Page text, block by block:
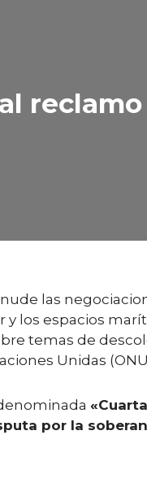
las
y los espacios
temas de
Unidas
por la